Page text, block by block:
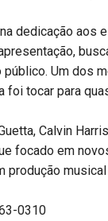
dedicação aos
público. Um dos
foi tocar para
Calvin
focado em
produção
0310